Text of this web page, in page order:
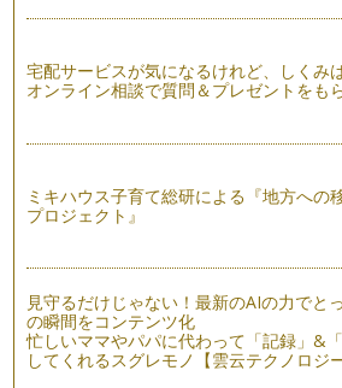
宅配サービスが気になるけれど、しくみ
オンライン相談で質問＆プレゼントをも
ミキハウス子育て総研による『地方への
プロジェクト』
見守るだけじゃない！最新のAIの力でと
の瞬間をコンテンツ化
忙しいママやパパに代わって「記録」&「
してくれるスグレモノ【雲云テクノロジー